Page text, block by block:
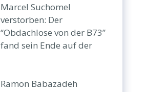
Marcel Suchomel
verstorben: Der
“Obdachlose von der B73”
fand sein Ende auf der
Ramon Babazadeh